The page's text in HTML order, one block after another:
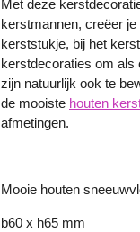
Met deze
kerstmannen, creëer
kerststukje, bij het
kerstdecoraties om als
zijn natuurlijk ook te
de mooiste houten
afmetingen.
Mooie houten
b60 x h65 mm